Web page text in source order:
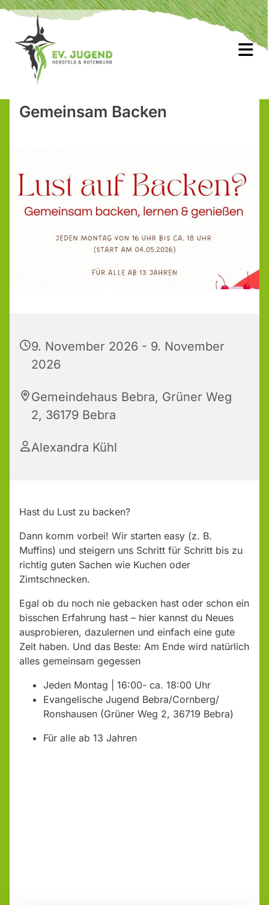
Gemeinsam Backen
9. November 2026 - 9. November
2026
Gemeindehaus Bebra, Grüner Weg
2, 36179 Bebra
Alexandra Kühl
Hast du Lust zu backen?
Dann komm vorbei! Wir starten easy (z. B.
Muffins) und steigern uns Schritt für Schritt bis zu
richtig guten Sachen wie Kuchen oder
Zimtschnecken.
Egal ob du noch nie gebacken hast oder schon ein
bisschen Erfahrung hast – hier kannst du Neues
ausprobieren, dazulernen und einfach eine gute
Zeit haben. Und das Beste: Am Ende wird natürlich
alles gemeinsam gegessen
Jeden Montag | 16:00- ca. 18:00 Uhr
Evangelische Jugend Bebra/Cornberg/
Ronshausen (Grüner Weg 2, 36719 Bebra)
Für alle ab 13 Jahren